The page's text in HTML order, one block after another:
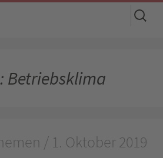
Suchen
nach:
Betriebsklima
/ 1. Oktober 2019